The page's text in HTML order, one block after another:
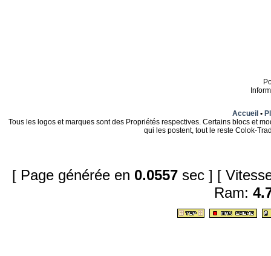
Accueil •
Tous les logos et marques sont des Propriétés respectives. Certains blocs et
qui les postent, tout le reste Colok-
[ Page générée en 0.0557 sec ] [
Ram: